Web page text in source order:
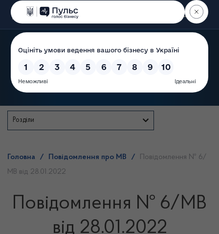
Пошук
Розділи
Головна / Повідомлення про МВ /
Повідомлення № 6/
МВ від 28.01.2022
Повідомлення № 6/МВ
від 28.01.2022